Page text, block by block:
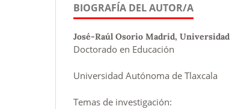
BIOGRAFÍA DEL AUTOR/A
José-Raúl Osorio Madrid, Universidad
Doctorado en Educación
Universidad Autónoma de Tlaxcala
Temas de investigación: